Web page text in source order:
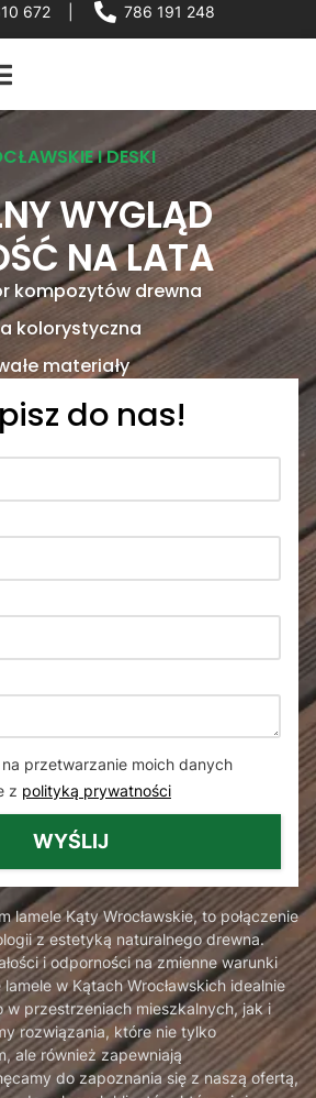
672 786 191 248
I DESKI
WYGLĄD
NA LATA
kompozytów drewna
kolorystyczna
materiały
do nas!
przetwarzanie moich danych
z polityką prywatności
WYŚLIJ
lamele Kąty Wrocławskie, to połączenie
z estetyką naturalnego drewna.
i odporności na zmienne warunki
w Kątach Wrocławskich idealnie
w przestrzeniach mieszkalnych, jak i
rozwiązania, które nie tylko
ale również zapewniają
do zapoznania się z naszą ofertą,